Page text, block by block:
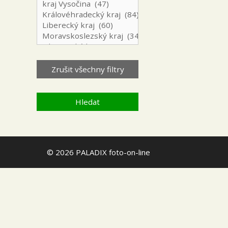
© 2026 PALADIX foto-on-line